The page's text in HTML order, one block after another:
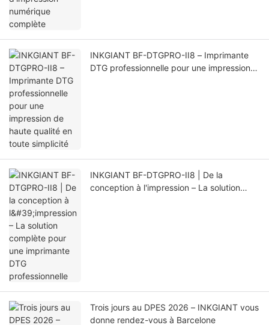
INKGIANT BF-DTGPRO-II8 – Imprimante
DTG professionnelle pour une impression
INKGIANT BF-DTGPRO-II8 | De la
conception à l'impression – La solution
Trois jours au DPES 2026 – INKGIANT vous
donne rendez-vous à Barcelone